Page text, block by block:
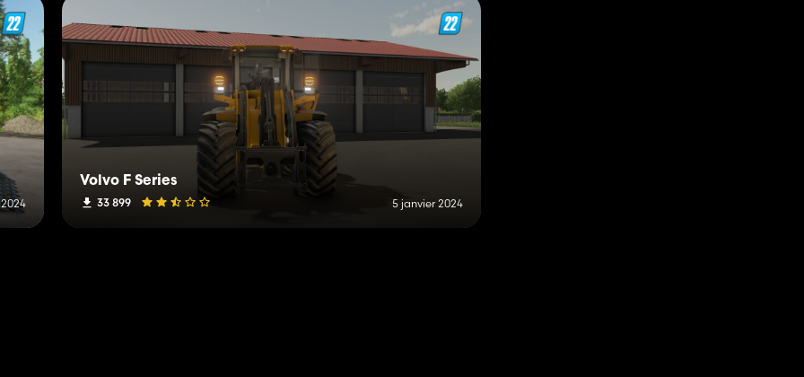
Volvo F Series
33 899 5 janvier 2024